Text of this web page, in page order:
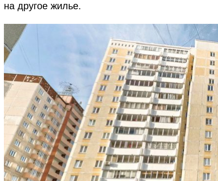
на другое жилье.